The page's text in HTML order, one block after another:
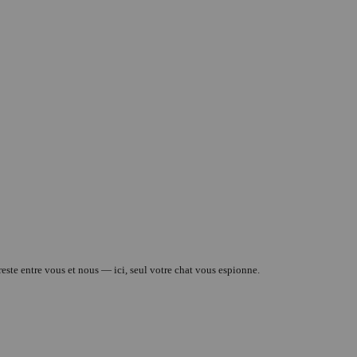
entre vous et nous — ici, seul votre chat vous espionne.